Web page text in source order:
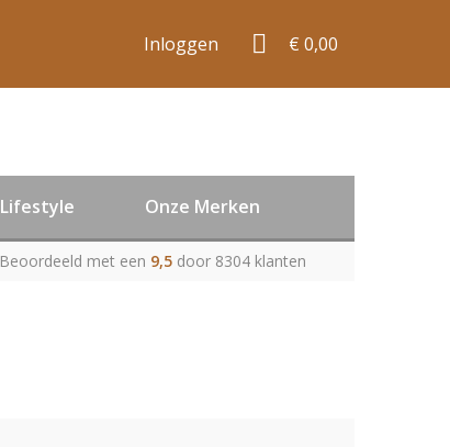
Inloggen € 0,00
Lifestyle Onze Merken
Beoordeeld met een 9,5 door 8304 klanten